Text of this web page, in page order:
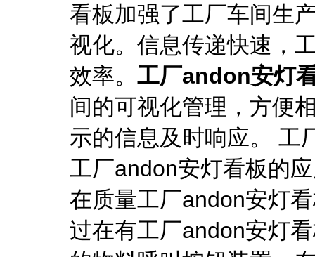
看板加强了工厂车间生
视化。信息传递快速，
效率。 工厂andon安灯
间的可视化管理，方便
示的信息及时响应。 工
工厂andon安灯看板的
在质量工厂andon安灯
过在有工厂andon安灯